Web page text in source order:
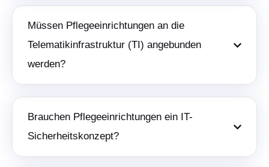
Müssen Pflegeeinrichtungen an die
Telematikinfrastruktur (TI) angebunden
werden?
Brauchen Pflegeeinrichtungen ein IT-
Sicherheitskonzept?